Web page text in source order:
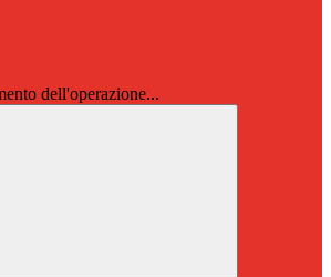
dell'operazione...